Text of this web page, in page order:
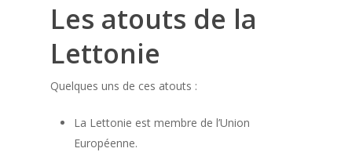
Les atouts de la
Lettonie
Quelques uns de ces atouts :
La Lettonie est membre de l’Union
Européenne.